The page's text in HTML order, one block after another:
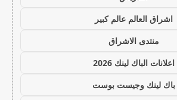
اشراق العالم عالم كبير
منتدى الاشراق
اعلانات الباك لينك 2026
باك لينك وجيست بوست